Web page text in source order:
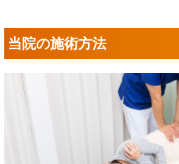
当院の施術方法